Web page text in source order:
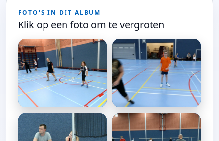
FOTO'S IN DIT ALBUM
Klik op een foto om te vergroten